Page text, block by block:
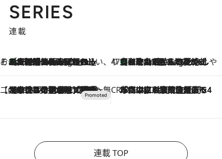
SERIES
連載
そおだよおこの関西おいしい、おやつ紀行47 Minutes Ago
［大阪府箕面市］一皿一皿目の前で仕上げられる、料理を巧みに組み込んだアシェットデセールコース「ミチル アシェット デセール（Michiru assiette dessert）」 47都道府県の手みやげ ひんやりスイーツで夏を満喫
47 Minutes Ago
【和歌山県】この夏絶対食べたい 冷やしておいしいおやつ3選 みかんがごろっと丸ごと入ったジュレ
【CREA×星野リゾート】唯一無二。癒しと発見が待つ場所へ
2026.8.7
【トンボの足水浴】ヒノキの香りに包まれて涼感マックス！約13℃の湧水かけ流しを避暑地「星野温泉 トンボの湯」で体験 CREA'S CHOICE
2026.8.7
「立川にも歌舞伎があるんだよ」 片岡仁左衛門・市川中車ら豪華座組みで4年目の立川立飛歌舞伎へ
連載 TOP